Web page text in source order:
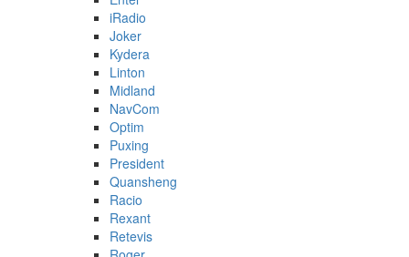
iRadio
Joker
Kydera
Linton
Midland
NavCom
Optim
Puxing
President
Quansheng
Racio
Rexant
Retevis